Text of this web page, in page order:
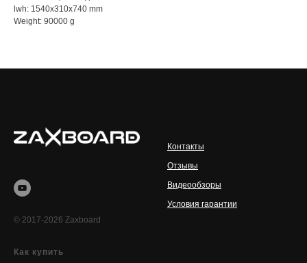
lwh: 1540x310x740 mm
Weight: 90000 g
© 2017-2026 Zaxboard
Контакты
Отзывы
Видеообзоры
Условия гарантии
Как купить